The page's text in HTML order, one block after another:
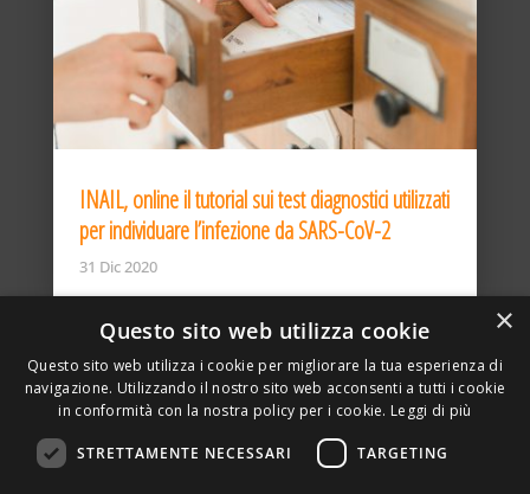
INAIL, online il tutorial sui test diagnostici utilizzati
per individuare l’infezione da SARS-CoV-2
31 Dic 2020
×
Questo sito web utilizza cookie
Questo sito web utilizza i cookie per migliorare la tua esperienza di
navigazione. Utilizzando il nostro sito web acconsenti a tutti i cookie
in conformità con la nostra policy per i cookie. Leggi di più
STRETTAMENTE NECESSARI TARGETING